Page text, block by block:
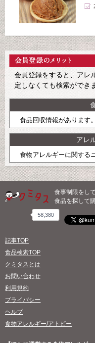
会員登録をすると、アレ
定しなくても検索ができ
食品回収情報があります
アレ
食物アレルギーに関する
食事制限をし
食品を探して
58,380
記事TOP
食品検索TOP
クミタスとは
お問い合わせ
利用規約
プライバシー
ヘルプ
食物アレルギー/アトピー